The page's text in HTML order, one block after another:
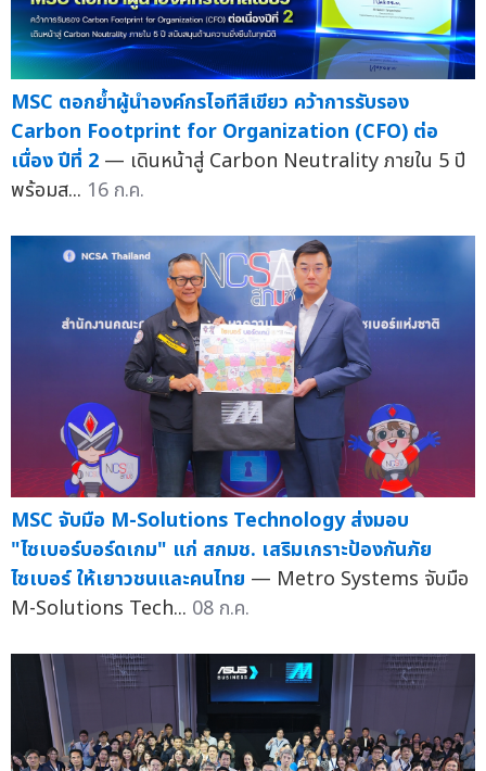
MSC ตอกย้ำผู้นำองค์กรไอทีสีเขียว คว้าการรับรอง
Carbon Footprint for Organization (CFO) ต่อ
เนื่อง ปีที่ 2 — เดินหน้าสู่ Carbon Neutrality ภายใน 5 ปี
พร้อมส... 16 ก.ค.
MSC จับมือ M-Solutions Technology ส่งมอบ
"ไซเบอร์บอร์ดเกม" แก่ สกมช. เสริมเกราะป้องกันภัย
ไซเบอร์ ให้เยาวชนและคนไทย — Metro Systems จับมือ
M-Solutions Tech... 08 ก.ค.